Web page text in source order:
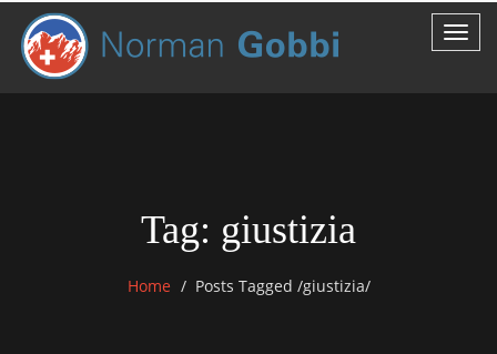
Tag: giustizia
Home Posts Tagged /giustizia/